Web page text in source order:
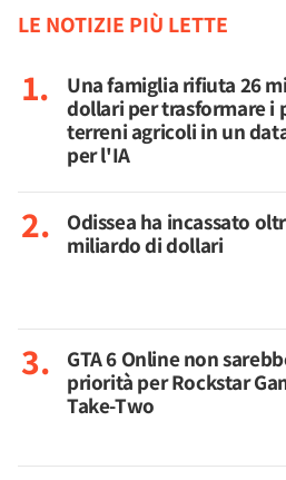
LE NOTIZIE PIÙ LETTE
Una famiglia rifiuta 26
dollari per trasformare i
terreni agricoli in un
per l'IA
Odissea ha incassato
miliardo di dollari
GTA 6 Online non
priorità per Rockstar
Take-Two